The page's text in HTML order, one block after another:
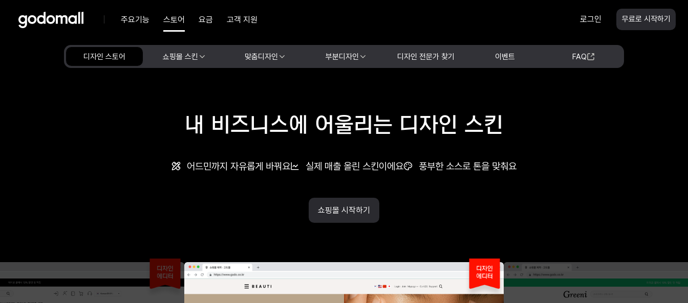
주요기능 스토어 요금 고객 지원 로그인
디자인 스토어 쇼핑몰 스킨 맞춤디자인 부분디자인 디자인 전문가 찾기 이벤트 FAQ
무료로 시작하기